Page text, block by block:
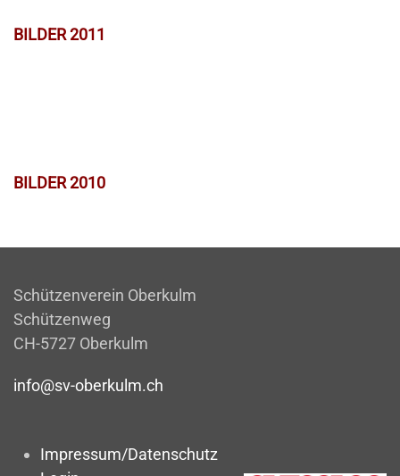
BILDER 2011
BILDER 2010
Schützenverein Oberkulm
Schützenweg
CH-5727 Oberkulm
info@sv-oberkulm.ch
Impressum/Datenschutz